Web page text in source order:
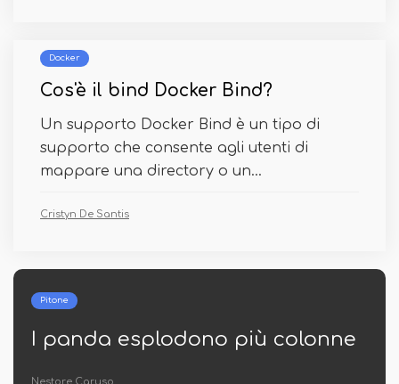
Docker
Cos'è il bind Docker Bind?
Un supporto Docker Bind è un tipo di
supporto che consente agli utenti di
mappare una directory o un...
Cristyn De Santis
più colonne Gruppo panda